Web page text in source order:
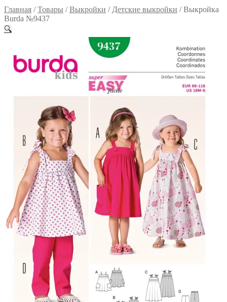
Главная /Товары /Выкройки / Детские выкройки /Выкройка
Burda №9437
🔍